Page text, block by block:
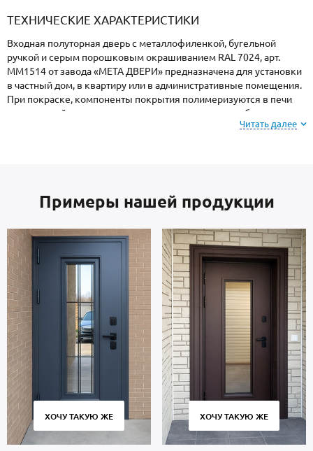
ТЕХНИЧЕСКИЕ ХАРАКТЕРИСТИКИ
Входная полуторная дверь с металлофиленкой, бугельной
ручкой и серым порошковым окрашиванием RAL 7024, арт.
ММ1514 от завода «МЕТА ДВЕРИ» предназначена для установки
в частный дом, в квартиру или в административные помещения.
При покраске, компоненты покрытия полимеризуются в печи
при высокой температуре, поэтому поверхность не боится
ударов, осадков, высокой влажности и колебаний температуры.
представленных на сайте или из образцов у
специалиста по замерам.
В основе двери — сталь металлопрокат производства Россия,
толщиной 2 мм. Отделка внутренней стороны двери: МДФ. В
комплектацию двери входят замки 4-го класса
взломостойкости.
В полости створки находится теплоизоляция пеноплекс.
Уплотнители по периметру проема: 2 контура для
дополнительной звукоизоляции.
Дверь порошок предназначена для многолетней эксплуатации и
сохраняет работоспособность в течение 10 тысяч циклов
открытия и закрытия створки. Соблюдение технологии
изготовления, точное соответствие размеров и качественные
петли гарантируют плотное прилегание полотна к коробу без
скрипов и деформаций.
Читать далее
Примеры нашей продукции
ХОЧУ ТАКУЮ ЖЕ ХОЧУ ТАКУЮ ЖЕ